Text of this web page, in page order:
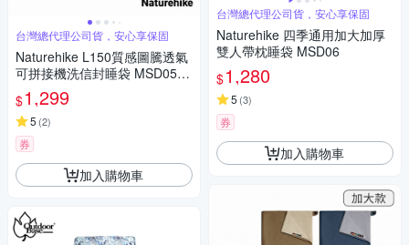
台灣總代理公司貨，安心享保固
Naturehike L150質感圖騰透氣
可拼接機洗信封睡袋 MSD05 2
入組
$1,299
5 (2)
券
加入購物車
台灣總代理公司貨，安心享保固
Naturehike 四季通用加大加厚
雙人帶枕睡袋 MSD06
$1,280
5 (3)
券
加入購物車